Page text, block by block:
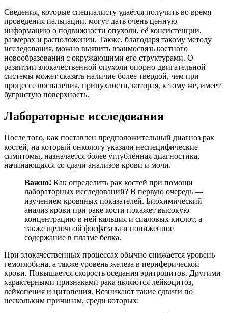
Сведения, которые специалисту удаётся получить во время
проведения пальпации, могут дать очень ценную
информацию о подвижности опухоли, её консистенции,
размерах и расположении. Также, благодаря такому методу
исследования, можно выявить взаимосвязь костного
новообразования с окружающими его структурами. О
развитии злокачественной опухоли опорно-двигательной
системы может сказать наличие более твёрдой, чем при
процессе воспаления, припухлости, которая, к тому же, имеет
бугристую поверхность.
Лабораторные исследования
После того, как поставлен предположительный диагноз рак
костей, на который онкологу указали неспецифические
симптомы, назначается более углублённая диагностика,
начинающаяся со сдачи анализов крови и мочи.
Важно! Как определить рак костей при помощи
лабораторных исследований? В первую очередь —
изучением кровяных показателей. Биохимический
анализ крови при раке кости покажет высокую
концентрацию в ней кальция и сиаловых кислот, а
также щелочной фосфатазы и пониженное
содержание в плазме белка.
При злокачественных процессах обычно снижается уровень
гемоглобина, а также уровень железа в периферической
крови. Повышается скорость оседания эритроцитов. Другими
характерными признаками рака являются лейкоцитоз,
лейкопения и цитопения. Возникают такие сдвиги по
нескольким причинам, среди которых: